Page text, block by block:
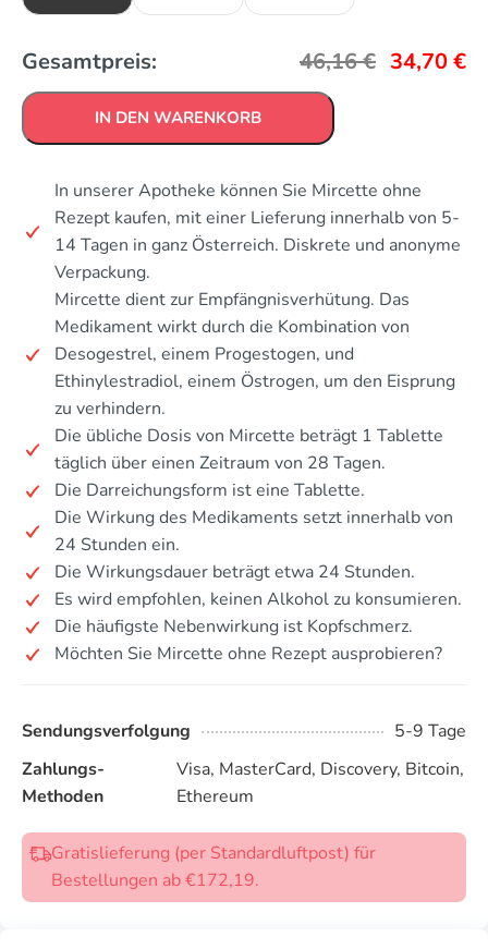
Gesamtpreis: 46,16€ 34,70€
IN DEN WARENKORB
In unserer Apotheke können Sie Mircette ohne
Rezept kaufen, mit einer Lieferung innerhalb von 5-
14 Tagen in ganz Österreich. Diskrete und anonyme
Verpackung.
Mircette dient zur Empfängnisverhütung. Das
Medikament wirkt durch die Kombination von
Desogestrel, einem Progestogen, und
Ethinylestradiol, einem Östrogen, um den Eisprung
zu verhindern.
Die übliche Dosis von Mircette beträgt 1 Tablette
täglich über einen Zeitraum von 28 Tagen.
Die Darreichungsform ist eine Tablette.
Die Wirkung des Medikaments setzt innerhalb von
24 Stunden ein.
Die Wirkungsdauer beträgt etwa 24 Stunden.
Es wird empfohlen, keinen Alkohol zu konsumieren.
Die häufigste Nebenwirkung ist Kopfschmerz.
Möchten Sie Mircette ohne Rezept ausprobieren?
Sendungsverfolgung
5-9 Tage
Zahlungs-
Methoden
Visa, MasterCard, Discovery, Bitcoin,
Ethereum
Gratislieferung (per Standardluftpost) für
Bestellungen ab €172,19.